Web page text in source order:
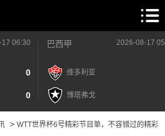
06:30
0
0
巴西甲 2026-08-17
维多利亚
博塔弗戈
> WTT世界杯6号精彩节目单，不容错过的精彩